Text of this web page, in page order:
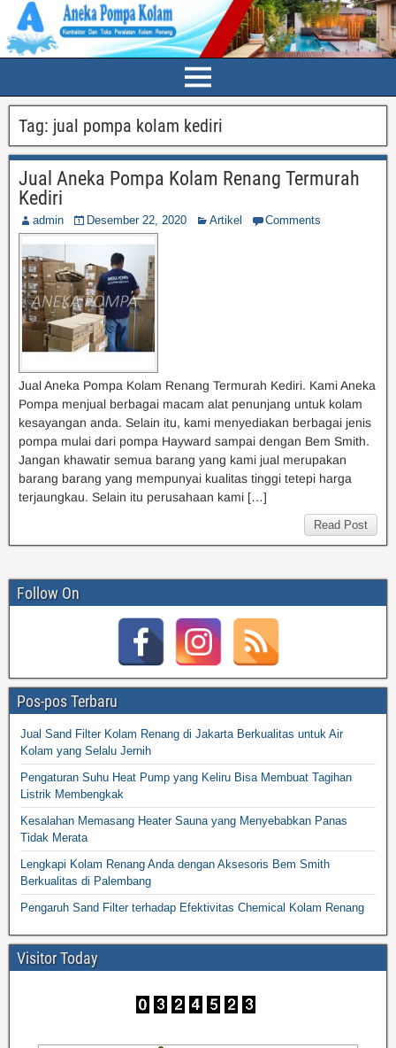
Tag: jual pompa kolam kediri
Jual Aneka Pompa Kolam Renang Termurah
Kediri
admin Desember 22, 2020 Artikel Comments
Jual Aneka Pompa Kolam Renang Termurah Kediri. Kami Aneka
Pompa menjual berbagai macam alat penunjang untuk kolam
kesayangan anda. Selain itu, kami menyediakan berbagai jenis
pompa mulai dari pompa Hayward sampai dengan Bem Smith.
Jangan khawatir semua barang yang kami jual merupakan
barang barang yang mempunyai kualitas tinggi tetepi harga
terjaungkau. Selain itu perusahaan kami […]
Read Post
Follow On
Pos-pos Terbaru
Jual Sand Filter Kolam Renang di Jakarta Berkualitas untuk Air
Kolam yang Selalu Jernih
Pengaturan Suhu Heat Pump yang Keliru Bisa Membuat Tagihan
Listrik Membengkak
Kesalahan Memasang Heater Sauna yang Menyebabkan Panas
Tidak Merata
Lengkapi Kolam Renang Anda dengan Aksesoris Bem Smith
Berkualitas di Palembang
Pengaruh Sand Filter terhadap Efektivitas Chemical Kolam Renang
Visitor Today